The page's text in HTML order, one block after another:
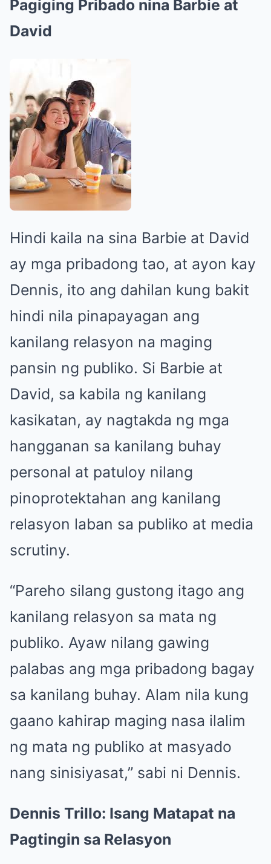
Pagiging Pribado nina Barbie at
David
Hindi kaila na sina Barbie at David
ay mga pribadong tao, at ayon kay
Dennis, ito ang dahilan kung bakit
hindi nila pinapayagan ang
kanilang relasyon na maging
pansin ng publiko. Si Barbie at
David, sa kabila ng kanilang
kasikatan, ay nagtakda ng mga
hangganan sa kanilang buhay
personal at patuloy nilang
pinoprotektahan ang kanilang
relasyon laban sa publiko at media
scrutiny.
“Pareho silang gustong itago ang
kanilang relasyon sa mata ng
publiko. Ayaw nilang gawing
palabas ang mga pribadong bagay
sa kanilang buhay. Alam nila kung
gaano kahirap maging nasa ilalim
ng mata ng publiko at masyado
nang sinisiyasat,” sabi ni Dennis.
Dennis Trillo: Isang Matapat na
Pagtingin sa Relasyon